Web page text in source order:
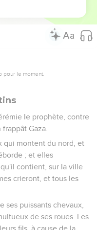
le moment.
le prophète, contre
Gaza.
qui montent du nord, et
; et elles
contient, sur la ville
crieront, et tous les
ses puissants chevaux,
de ses roues. Les
fils, à cause de la